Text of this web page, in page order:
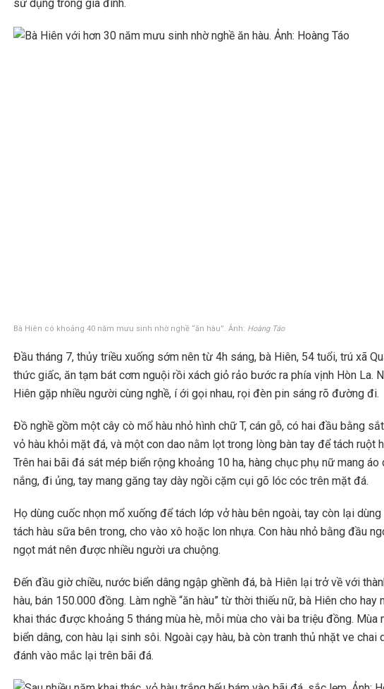
sử dụng trong gia đình.
Bà Hiên có khoảng 40 năm mưu sinh nhờ nghề “ăn hàu”. Ảnh: Hoàng Táo
Đầu tháng 7, thủy triều xuống sớm nên từ 4h sáng, bà Hiên, 54 tuổi, trú xã
thức giấc, ăn tạm bát cơm nguội rồi xách giỏ rảo bước ra phía vịnh Hòn La.
Hiên gặp nhiều người cùng nghề, í ới gọi nhau, rọi đèn pin sáng rõ đường đi.
Đồ nghề gồm một cây cò mổ hàu nhỏ hình chữ T, cán gỗ, có hai đầu bằng
vỏ hàu khỏi mặt đá, và một con dao nằm lọt trong lòng bàn tay để tách ruột
Trên hai bãi đá sát mép biển rộng khoảng 10 ha, hàng chục phụ nữ mang áo
nắng, đi ủng, tay mang găng tay dày ngồi cặm cụi gõ lóc cóc trên mặt đá.
Họ dùng cuốc nhọn mổ xuống để tách lớp vở hàu bên ngoài, tay còn lại
tách hàu sữa bên trong, cho vào xô hoặc lon nhựa. Con hàu nhỏ bằng đầu
ngọt mát nên được nhiều người ưa chuộng.
Đến đầu giờ chiều, nước biển dâng ngập ghềnh đá, bà Hiên lại trở về với
hàu, bán 150.000 đồng. Làm nghề “ăn hàu” từ thời thiếu nữ, bà Hiên cho hay
khai thác được khoảng 5 tháng mùa hè, mỗi mùa cho vài ba triệu đồng. Mùa
biển dâng, con hàu lại sinh sôi. Ngoài cạy hàu, bà còn tranh thủ nhặt ve chai
đánh vào mắc lại trên bãi đá.